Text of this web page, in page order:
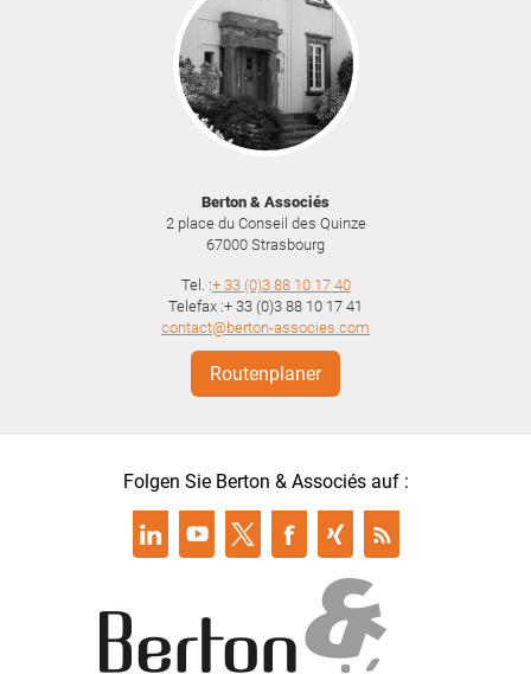
Berton & Associés
2 place du Conseil des Quinze
67000 Strasbourg
Tel. :+ 33 (0)3 88 10 17 40
Telefax :+ 33 (0)3 88 10 17 41
contact@berton-associes.com
Routenplaner
Folgen Sie Berton & Associés auf :